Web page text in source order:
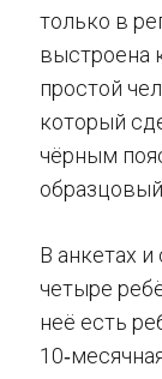
только в
выстроена
простой
который
чёрным
В анкетах и
четыре
неё есть